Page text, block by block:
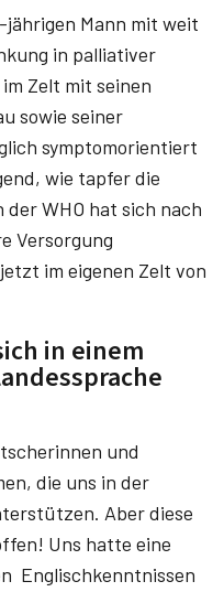
Mann mit weit
in palliativer
Zelt mit seinen
sowie seiner
symptom­orientiert
wie tapfer die
WHO hat sich nach
Versorgung
im eigenen Zelt von
in einem
und
die uns in der
Aber diese
Uns hatte eine
Englischkenntnissen